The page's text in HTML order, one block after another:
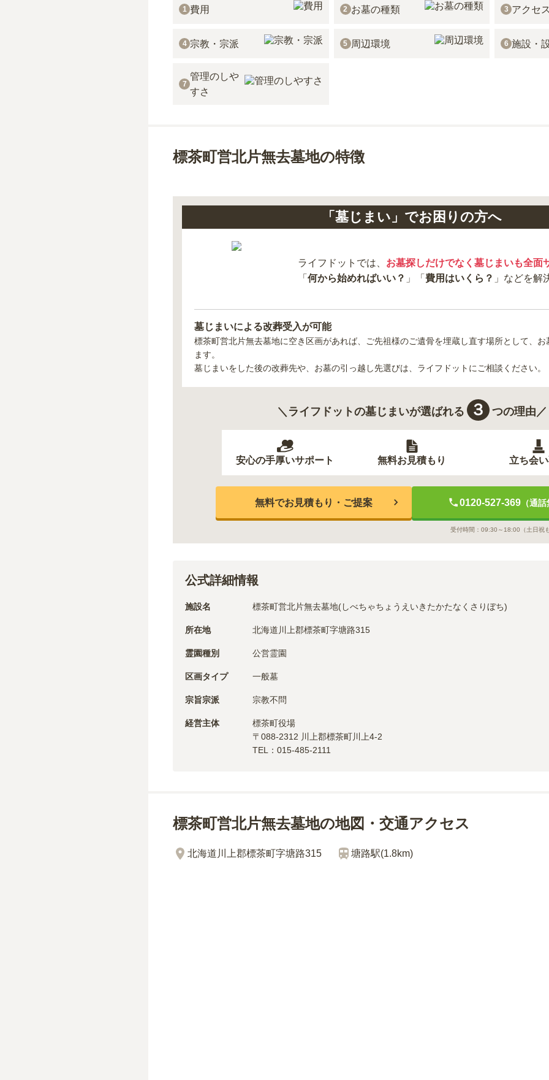
1 費用 2 お墓の種類 3 アクセ
4 宗教・宗派 5 周辺環境 6 施設・
7
管理のしや
すさ
標茶町営北片無去墓地の特徴
「墓じまい」でお困りの方へ
ライフドットでは、 お墓探しだけでなく墓じまいも全面
「 何から始めればいい？ 」「 費用はいくら？ 」などを解
墓じまいによる改葬受入が可能
標茶町営北片無去墓地に空き区画があれば、ご先祖様のご遺骨を埋蔵し直す場所として、
ます。
墓じまいをした後の改葬先や、お墓の引っ越し先選びは、ライフドットにご相談ください。
＼ライフドットの墓じまいが選ばれる ３ つの理由／
安心の手厚いサポート 無料お見積もり 立ち会
無料でお見積もり・ご提案 0120-527-369（通話
受付時間： 09:30～18:00 （土日祝
公式詳細情報
施設名 標茶町営北片無去墓地(しべちゃちょうえいきたかたなくさりぼち)
所在地 北海道川上郡標茶町字塘路315
霊園種別 公営霊園
区画タイプ 一般墓
宗旨宗派 宗教不問
経営主体 標茶町役場
〒 088-2312 川上郡標茶町川上4-2
TEL： 015-485-2111
標茶町営北片無去墓地の地図・交通アクセス
北海道川上郡標茶町字塘路315 塘路駅(1.8km)